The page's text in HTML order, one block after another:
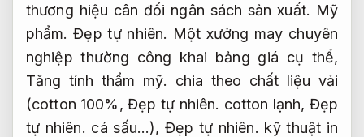
thương hiệu cân đối ngân sách sản xuất. Mỹ
phẩm. Đẹp tự nhiên. Một xưởng may chuyên
nghiệp thường công khai bảng giá cụ thể,
Tăng tính thẩm mỹ.
chia theo chất liệu vải
(cotton 100%,Đẹp tự nhiên. cotton lạnh, Đẹp
tự nhiên. cá sấu…), Đẹp tự nhiên. kỹ thuật in